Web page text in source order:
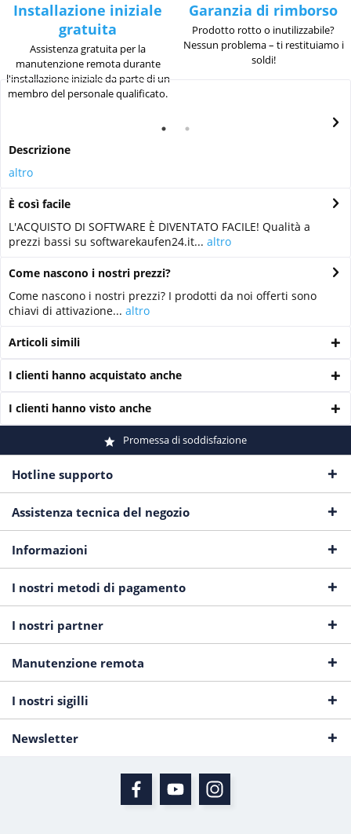
Installazione iniziale
gratuita
Assistenza gratuita per la
manutenzione remota durante
l'installazione iniziale da parte di un
membro del personale qualificato.
Garanzia di rimborso
Prodotto rotto o inutilizzabile?
Nessun problema – ti restituiamo i
soldi!
Descrizione
altro
È così facile
L'ACQUISTO DI SOFTWARE È DIVENTATO FACILE! Qualità a
prezzi bassi su softwarekaufen24.it... altro
Come nascono i nostri prezzi?
Come nascono i nostri prezzi? I prodotti da noi offerti sono
chiavi di attivazione... altro
Articoli simili
I clienti hanno acquistato anche
I clienti hanno visto anche
Promessa di soddisfazione
Hotline supporto
Assistenza tecnica del negozio
Informazioni
I nostri metodi di pagamento
I nostri partner
Manutenzione remota
I nostri sigilli
Newsletter